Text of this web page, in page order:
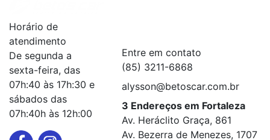
Horário de
atendimento
De segunda a
sexta-feira, das
07h:40 às 17h:30 e
sábados das
07h:40h às 12h:00
Entre em contato
(85) 3211-6868
alysson@betoscar.com.br
3 Endereços em Fortaleza
Av. Heráclito Graça, 861
Av. Bezerra de Menezes, 1707